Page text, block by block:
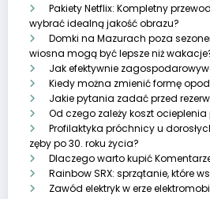
Pakiety Netflix: Kompletny
wybrać idealną jakość obrazu?
Domki na Mazurach poza
wiosna mogą być lepsze niż
Jak efektywnie
Kiedy można zmienić formę
Jakie pytania zadać przed
Od czego zależy koszt
Profilaktyka próchnicy u
zęby po 30. roku życia?
Dlaczego warto kupić
Rainbow SRX: sprzątanie, które
Zawód elektryk w erze